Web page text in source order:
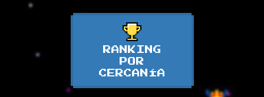
RANKING
POR
CERCANÍA